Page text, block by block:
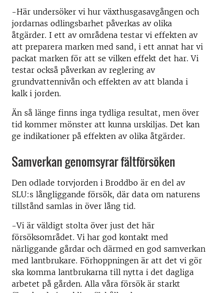
-Här undersöker vi hur växthusgasavgången och
jordarnas odlingsbarhet påverkas av olika
åtgärder. I ett av områdena testar vi effekten av
att preparera marken med sand, i ett annat har vi
packat marken för att se vilken effekt det har. Vi
testar också påverkan av reglering av
grundvattennivån och effekten av att blanda i
kalk i jorden.
Än så länge finns inga tydliga resultat, men över
tid kommer mönster att kunna urskiljas. Det kan
ge indikationer på effekten av olika åtgärder.
Samverkan genomsyrar fältförsöken
Den odlade torvjorden i Broddbo är en del av
SLU:s långliggande försök, där data om naturens
tillstånd samlas in över lång tid.
-Vi är väldigt stolta över just det här
försöksområdet. Vi har god kontakt med
närliggande gårdar och därmed en god samverkan
med lantbrukare. Förhoppningen är att det vi gör
ska komma lantbrukarna till nytta i det dagliga
arbetet på gården. Alla våra försök är starkt